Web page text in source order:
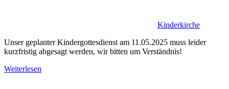
Kinderkirche
Unser geplanter Kindergottesdienst am 11.05.2025 muss leider
kurzfristig abgesagt werden, wir bitten um Verständnis!
Weiterlesen